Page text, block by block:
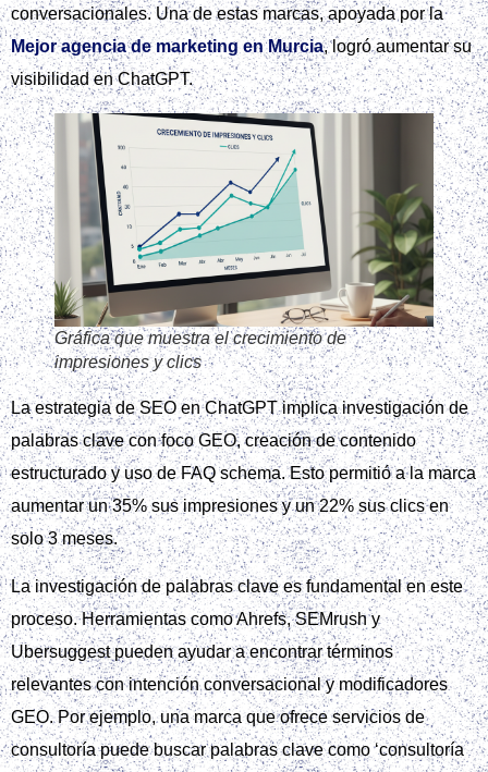
conversacionales. Una de estas marcas, apoyada por la
Mejor agencia de marketing en Murcia, logró aumentar su
visibilidad en ChatGPT.
Gráfica que muestra el crecimiento de
impresiones y clics
La estrategia de SEO en ChatGPT implica investigación de
palabras clave con foco GEO, creación de contenido
estructurado y uso de FAQ schema. Esto permitió a la marca
aumentar un 35% sus impresiones y un 22% sus clics en
solo 3 meses.
La investigación de palabras clave es fundamental en este
proceso. Herramientas como Ahrefs, SEMrush y
Ubersuggest pueden ayudar a encontrar términos
relevantes con intención conversacional y modificadores
GEO. Por ejemplo, una marca que ofrece servicios de
consultoría puede buscar palabras clave como ‘consultoría